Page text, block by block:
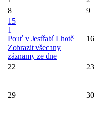
8 9
15
1
Pouť v Jestřabí Lhotě
Zobrazit všechny
záznamy ze dne
16
22 23
29 30